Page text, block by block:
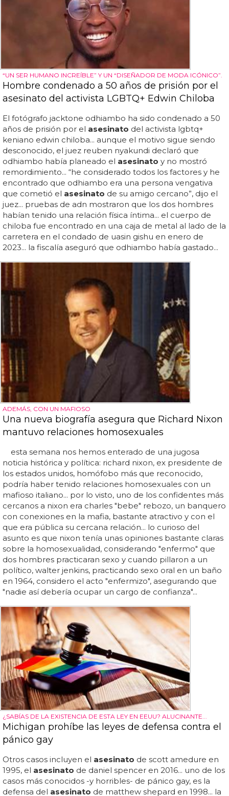
“UN SER HUMANO INCREÍBLE” Y UN “DISEÑADOR DE MODA ICÓNICO”.
Hombre condenado a 50 años de prisión por el
asesinato del activista LGBTQ+ Edwin Chiloba
El fotógrafo jacktone odhiambo ha sido condenado a 50
años de prisión por el asesinato del activista lgbtq+
keniano edwin chiloba... aunque el motivo sigue siendo
desconocido, el juez reuben nyakundi declaró que
odhiambo había planeado el asesinato y no mostró
remordimiento... “he considerado todos los factores y he
encontrado que odhiambo era una persona vengativa
que cometió el asesinato de su amigo cercano”, dijo el
juez... pruebas de adn mostraron que los dos hombres
habían tenido una relación física íntima... el cuerpo de
chiloba fue encontrado en una caja de metal al lado de la
carretera en el condado de uasin gishu en enero de
2023... la fiscalía aseguró que odhiambo había gastado...
ADEMÁS, CON UN MAFIOSO
Una nueva biografía asegura que Richard Nixon
mantuvo relaciones homosexuales
esta semana nos hemos enterado de una jugosa
noticia histórica y política: richard nixon, ex presidente de
los estados unidos, homófobo más que reconocido,
podría haber tenido relaciones homosexuales con un
mafioso italiano... por lo visto, uno de los confidentes más
cercanos a nixon era charles "bebe" rebozo, un banquero
con conexiones en la mafia, bastante atractivo y con el
que era pública su cercana relación... lo curioso del
asunto es que nixon tenía unas opiniones bastante claras
sobre la homosexualidad, considerando "enfermo" que
dos hombres practicaran sexo y cuando pillaron a un
político, walter jenkins, practicando sexo oral en un baño
en 1964, considero el acto "enfermizo", asegurando que
"nadie así debería ocupar un cargo de confianza"...
¿SABÍAS DE LA EXISTENCIA DE ESTA LEY EN EEUU? ALUCINANTE...
Michigan prohíbe las leyes de defensa contra el
pánico gay
Otros casos incluyen el asesinato de scott amedure en
1995, el asesinato de daniel spencer en 2016... uno de los
casos más conocidos -y horribles- de pánico gay, es la
defensa del asesinato de matthew shepard en 1998... la